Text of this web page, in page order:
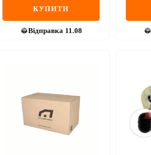
КУПИТИ
Відправка 11.08